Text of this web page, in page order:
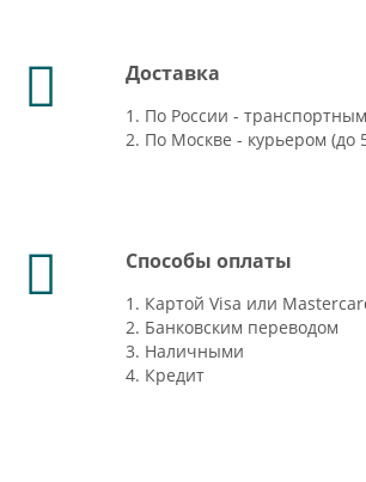
Доставка
1. По России -
2. По Москве - курьером (до
Способы оплаты
1. Картой Visa или
2. Банковским переводом
3. Наличными
4. Кредит